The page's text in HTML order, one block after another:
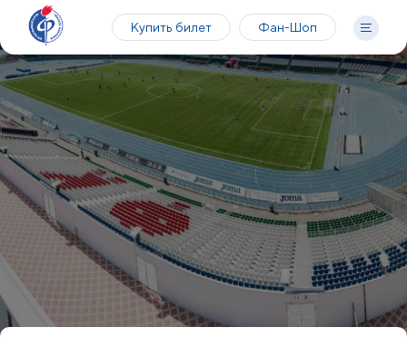
Купить билет Фан-Шоп